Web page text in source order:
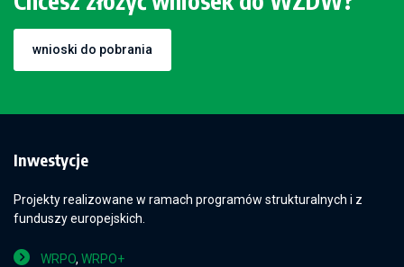
wnioski do pobrania
Inwestycje
Projekty realizowane w ramach programów strukturalnych i z
funduszy europejskich.
WRPO, WRPO+